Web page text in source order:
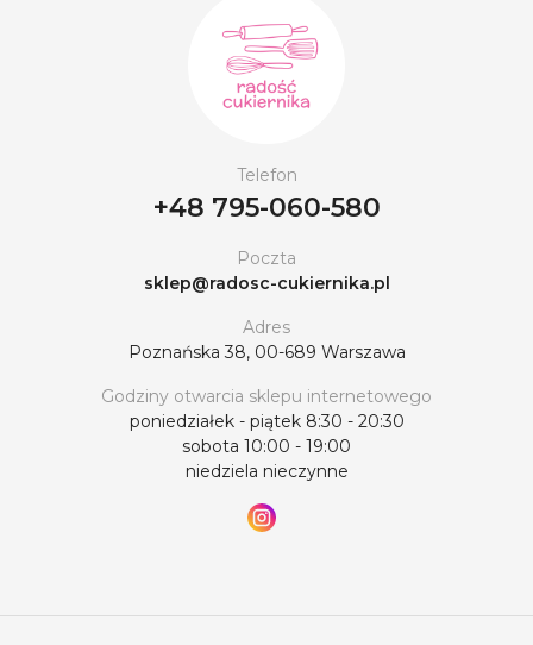
Telefon
+48 795-060-580
Poczta
sklep@radosc-cukiernika.pl
Adres
Poznańska 38, 00-689 Warszawa
Godziny otwarcia sklepu internetowego
poniedziałek - piątek 8:30 - 20:30
sobota 10:00 - 19:00
niedziela nieczynne